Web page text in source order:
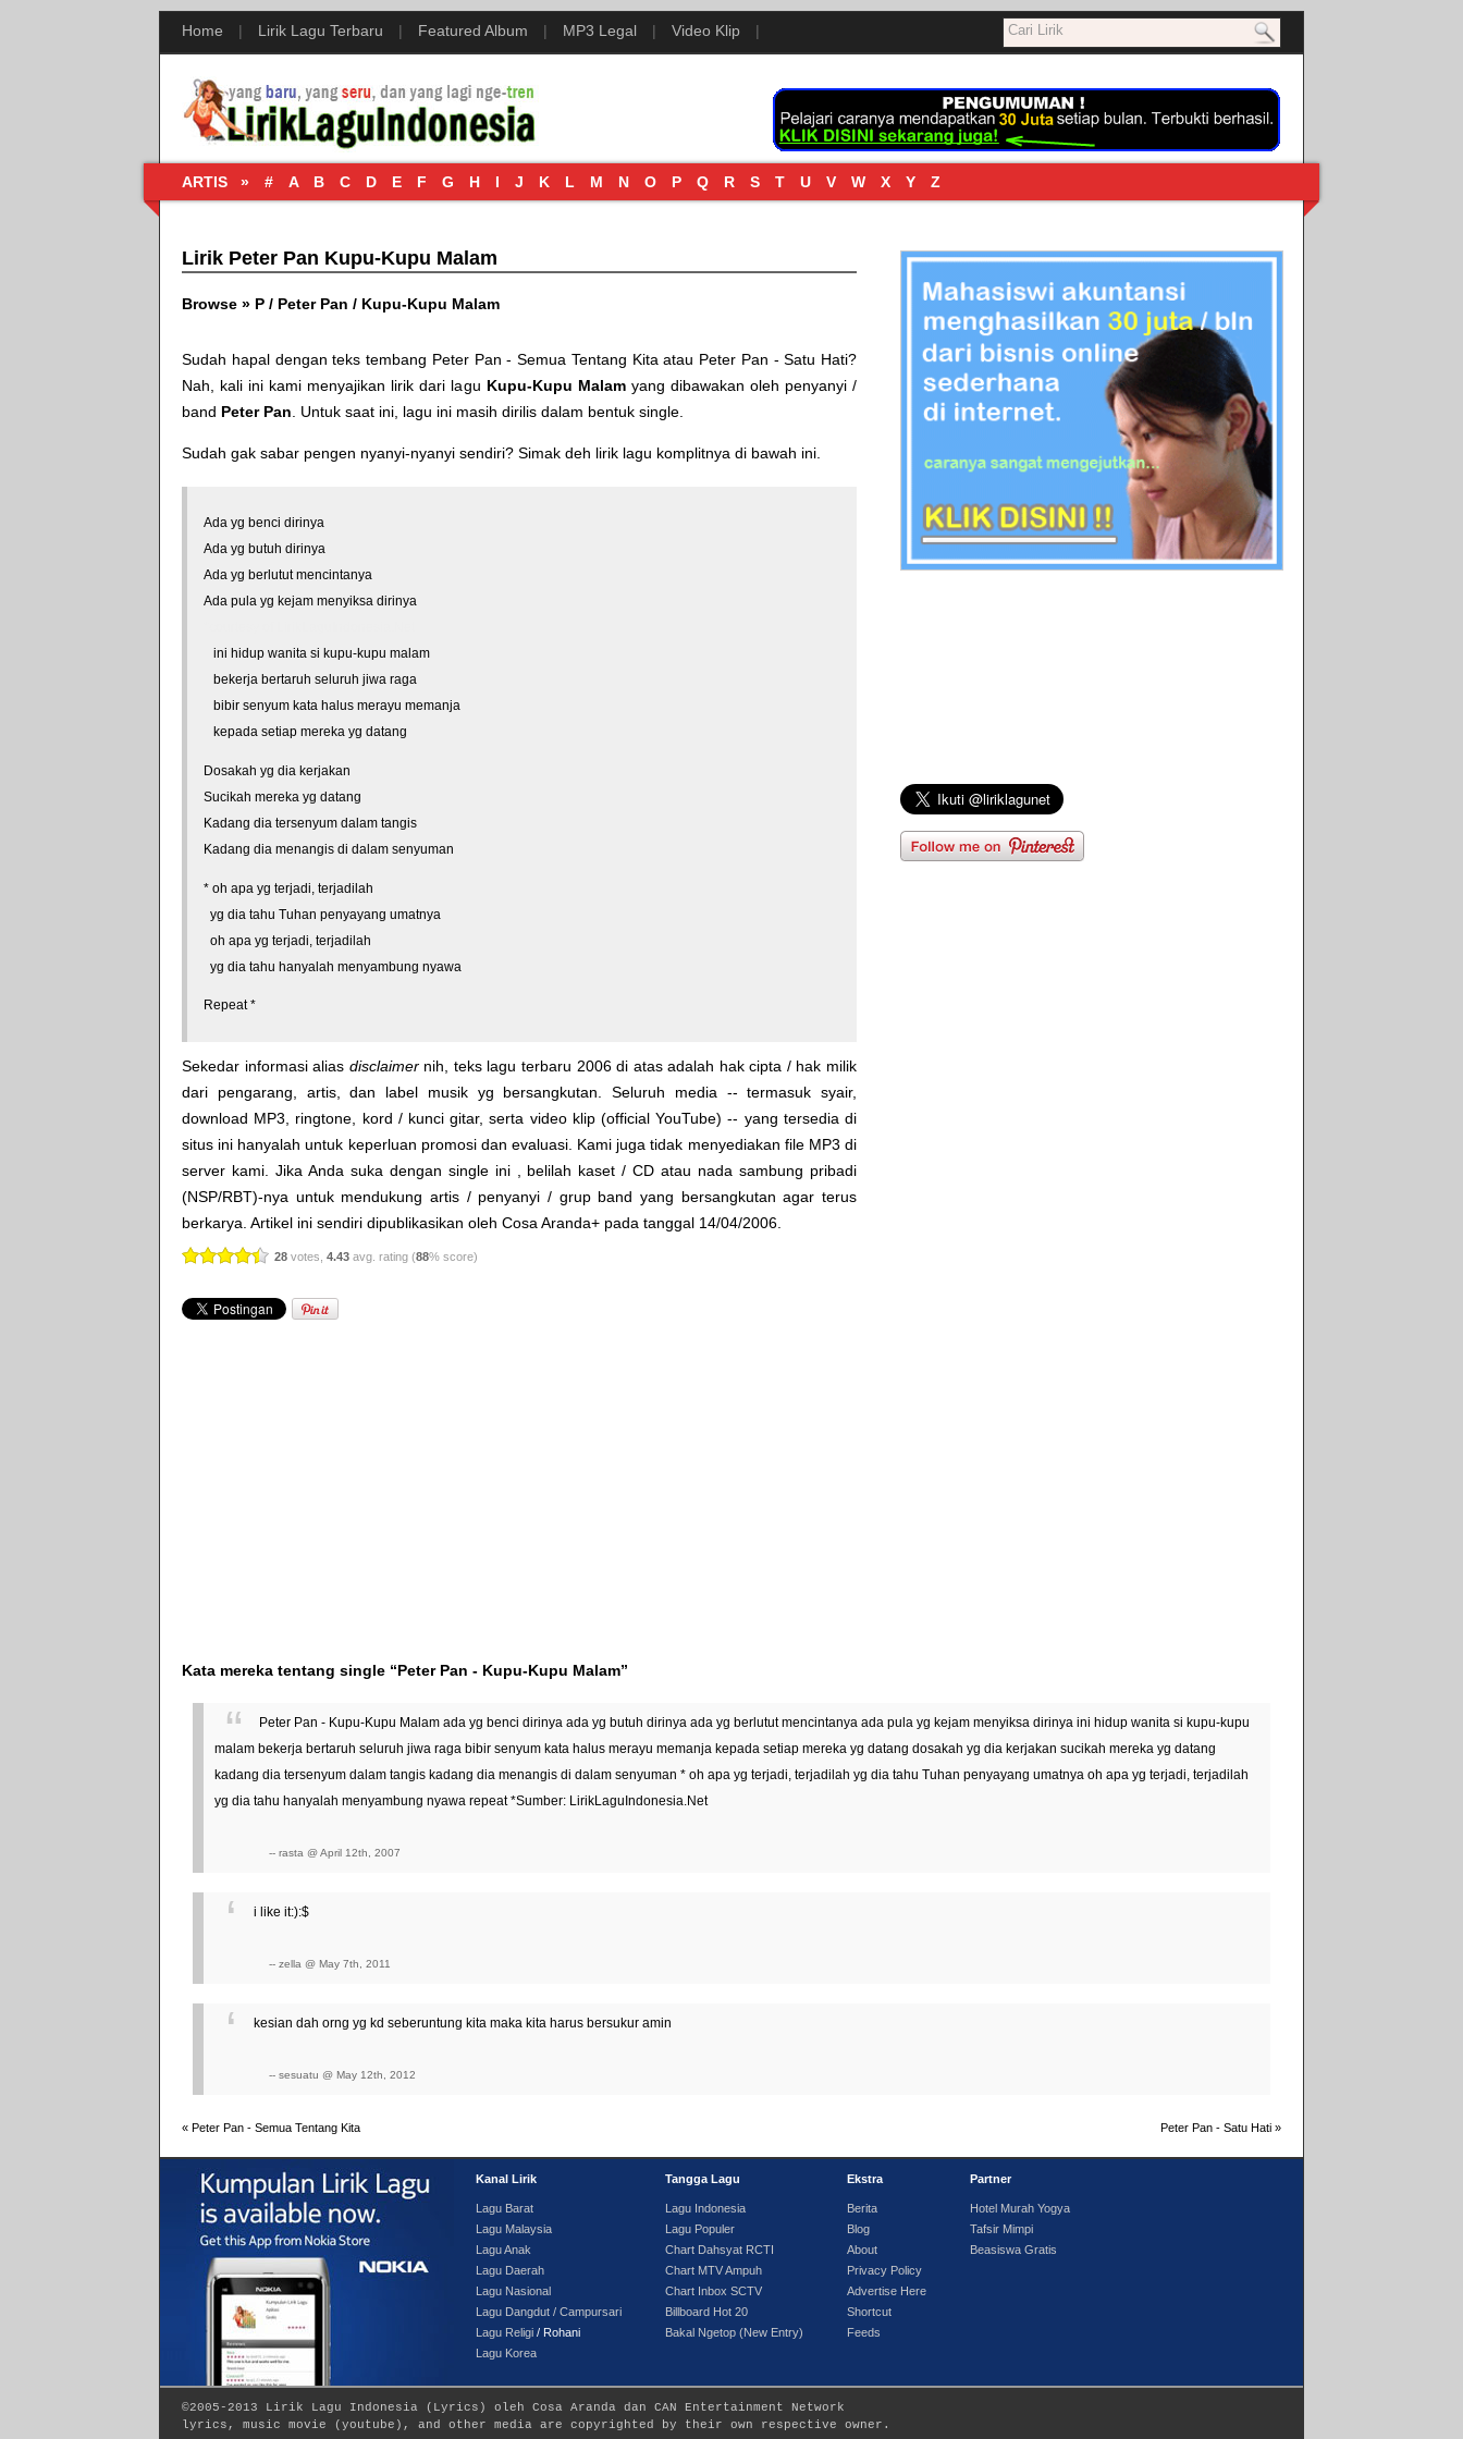
Home | Lirik Lagu Terbaru | Featured Album | MP3 Legal | Video Klip |
ARTIS » # A B C D E F G H I J K L M N O P Q R S T U V W X Y Z
Lirik Peter Pan Kupu-Kupu Malam
Browse » P / Peter Pan / Kupu-Kupu Malam
Sudah hapal dengan teks tembang Peter Pan - Semua Tentang Kita atau Peter Pan - Satu Hati?
Nah, kali ini kami menyajikan lirik dari lagu Kupu-Kupu Malamyang dibawakan oleh penyanyi /
band Peter Pan . Untuk saat ini, lagu ini masih dirilis dalam bentuk single.
Sudah gak sabar pengen nyanyi-nyanyi sendiri? Simak deh lirik lagu komplitnya di bawah ini.
Ada yg benci dirinya
Ada yg butuh dirinya
Ada yg berlutut mencintanya
Ada pula yg kejam menyiksa dirinya
ini hidup wanita si kupu-kupu malam
bekerja bertaruh seluruh jiwa raga
bibir senyum kata halus merayu memanja
kepada setiap mereka yg datang
Dosakah yg dia kerjakan
Sucikah mereka yg datang
Kadang dia tersenyum dalam tangis
Kadang dia menangis di dalam senyuman
* oh apa yg terjadi, terjadilah
yg dia tahu Tuhan penyayang umatnya
oh apa yg terjadi, terjadilah
yg dia tahu hanyalah menyambung nyawa
Repeat *
Sekedar informasi alias disclaimernih, teks lagu terbaru 2006 di atas adalah hak cipta / hak milik
dari pengarang, artis, dan label musik yg bersangkutan. Seluruh media -- termasuk syair,
download MP3, ringtone, kord / kunci gitar, serta video klip (official YouTube) -- yang tersedia di
situs ini hanyalah untuk keperluan promosi dan evaluasi. Kami juga tidak menyediakan file MP3 di
server kami. Jika Anda suka dengan single ini , belilah kaset / CD atau nada sambung pribadi
(NSP/RBT)-nya untuk mendukung artis / penyanyi / grup band yang bersangkutan agar terus
berkarya. Artikel ini sendiri dipublikasikan oleh Cosa Aranda+ pada tanggal 14/04/2006.
28 votes, 4.43 avg. rating (88% score)
Kata mereka tentang single “Peter Pan - Kupu-Kupu Malam”
Peter Pan - Kupu-Kupu Malam ada yg benci dirinya ada yg butuh dirinya ada yg berlutut mencintanya ada pula yg kejam menyiksa dirinya ini hidup wanita si kupu-kupu
malam bekerja bertaruh seluruh jiwa raga bibir senyum kata halus merayu memanja kepada setiap mereka yg datang dosakah yg dia kerjakan sucikah mereka yg datang
kadang dia tersenyum dalam tangis kadang dia menangis di dalam senyuman * oh apa yg terjadi, terjadilah yg dia tahu Tuhan penyayang umatnya oh apa yg terjadi, terjadilah
yg dia tahu hanyalah menyambung nyawa repeat *Sumber: LirikLaguIndonesia.Net
-- rasta @ April 12th, 2007
i like it:):$
-- zella @ May 7th, 2011
kesian dah orng yg kd seberuntung kita maka kita harus bersukur amin
-- sesuatu @ May 12th, 2012
« Peter Pan - Semua Tentang Kita Peter Pan - Satu Hati »
Kanal Lirik
Lagu Barat
Lagu Malaysia
Lagu Anak
Lagu Daerah
Lagu Nasional
Lagu Dangdut / Campursari
Lagu Religi / Rohani
Lagu Korea
Tangga Lagu
Lagu Indonesia
Lagu Populer
Chart Dahsyat RCTI
Chart MTV Ampuh
Chart Inbox SCTV
Billboard Hot 20
Bakal Ngetop (New Entry)
Ekstra
Berita
Blog
About
Privacy Policy
Advertise Here
Shortcut
Feeds
Partner
Hotel Murah Yogya
Tafsir Mimpi
Beasiswa Gratis
©2005-2013 Lirik Lagu Indonesia ( Lyrics ) oleh Cosa Aranda dan CAN Entertainment Network
lyrics, music movie (youtube), and other media are copyrighted by their own respective owner.